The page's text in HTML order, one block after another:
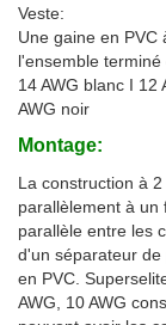
Veste:
Une gaine en PVC
l'ensemble terminé
14 AWG blanc I 12
AWG noir
Montage:
La construction à
parallèlement à un
parallèle entre les
d'un séparateur
en PVC.
AWG, 10 AWG